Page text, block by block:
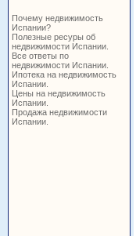
Почему недвижимость
Испании?
Полезные ресуры об
недвижимости Испании.
Все ответы по
недвижимости Испании.
Ипотека на недвижимость
Испании.
Цены на недвижимость
Испании.
Продажа недвижимости
Испании.